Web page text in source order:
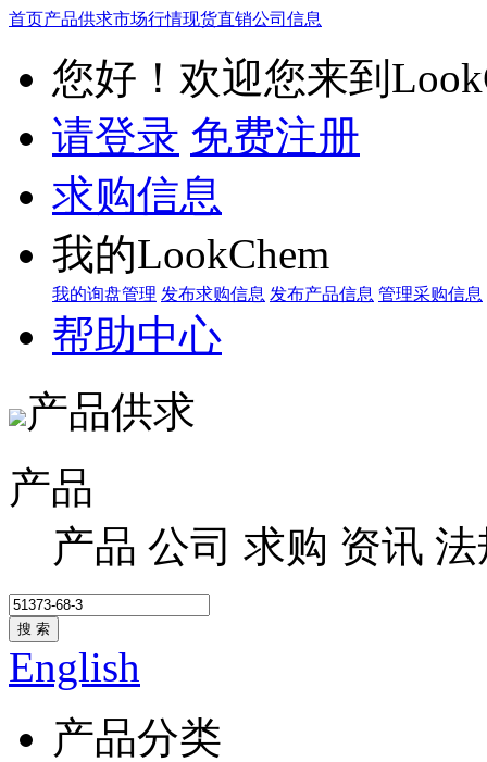
首页产品供求市场行情现货直销公司信息
您好！欢迎您来到
请登录 免费注册
求购信息
我的LookChem
我的询盘管理 发布求购信息 发布产品信息 管理采购信息
帮助中心
产品供求
产品
产品 公司 求购 资讯 法
搜 索
English
产品分类